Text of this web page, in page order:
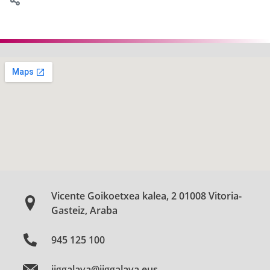
Vicente Goikoetxea kalea, 2 01008 Vitoria-
Gasteiz, Araba
945 125 100